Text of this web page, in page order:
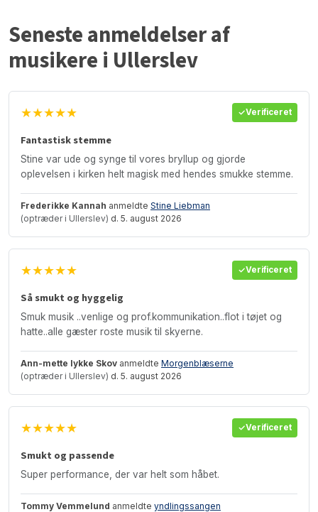
Seneste anmeldelser af
musikere i Ullerslev
★★★★★ Verificeret
Fantastisk stemme
Stine var ude og synge til vores bryllup og gjorde
oplevelsen i kirken helt magisk med hendes smukke stemme.
Frederikke Kannah anmeldte Stine Liebman
(optræder i Ullerslev) d. 5. august 2026
★★★★★ Verificeret
Så smukt og hyggelig
Smuk musik ..venlige og prof.kommunikation..flot i tøjet og
hatte..alle gæster roste musik til skyerne.
Ann-mette lykke Skov anmeldte Morgenblæserne
(optræder i Ullerslev) d. 5. august 2026
★★★★★ Verificeret
Smukt og passende
Super performance, der var helt som håbet.
Tommy Vemmelund anmeldte yndlingssangen